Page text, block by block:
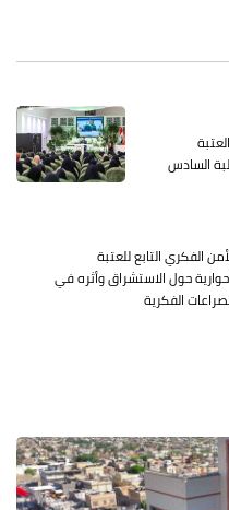
السادس
الفكري التابع للعتبة
حول الاستشراق وأثره في
الفكرية